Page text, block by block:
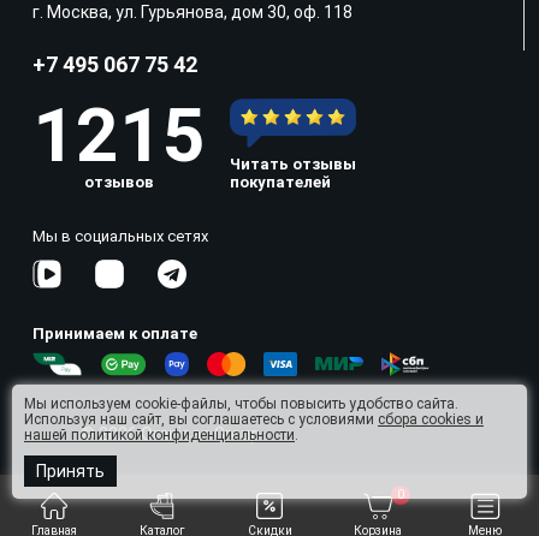
Главная Каталог Скидки Корзина
0
Меню
г. Москва, ул. Гурьянова, дом 30, оф. 118
+7 495 067 75 42
1215
отзывов
Читать отзывы
покупателей
Мы в социальных сетях
Принимаем к оплате
© 2026 Omnisan Group
Мы используем cookie-файлы, чтобы повысить удобство сайта.
Используя наш сайт, вы соглашаетесь с условиями сбора cookies и
нашей политикой конфиденциальности.
Принять